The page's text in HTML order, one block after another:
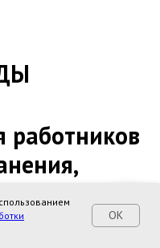
работников
политиков
OK